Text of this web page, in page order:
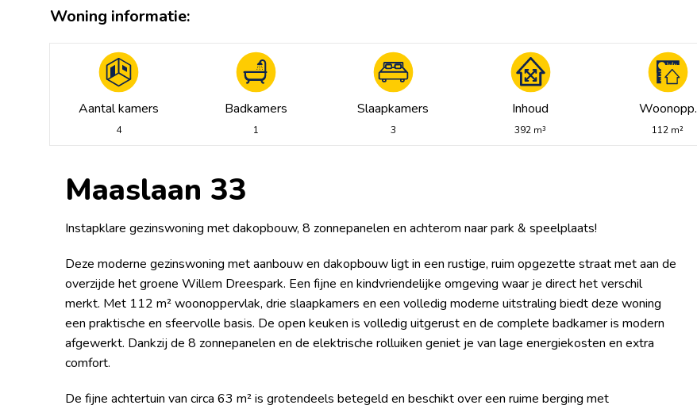
Aantal kamers
4
Badkamers
1
Slaapkamers
3
Inhoud
392 m³
Woonopp.
112 m²
Maaslaan 33
Instapklare gezinswoning met dakopbouw, 8 zonnepanelen en achterom naar park & speelplaats!
Deze moderne gezinswoning met aanbouw en dakopbouw ligt in een rustige, ruim opgezette straat met aan de
overzijde het groene Willem Dreespark. Een fijne en kindvriendelijke omgeving waar je direct het verschil
merkt. Met 112 m² woonoppervlak, drie slaapkamers en een volledig moderne uitstraling biedt deze woning
een praktische en sfeervolle basis. De open keuken is volledig uitgerust en de complete badkamer is modern
afgewerkt. Dankzij de 8 zonnepanelen en de elektrische rolluiken geniet je van lage energiekosten en extra
comfort.
De fijne achtertuin van circa 63 m² is grotendeels betegeld en beschikt over een ruime berging met